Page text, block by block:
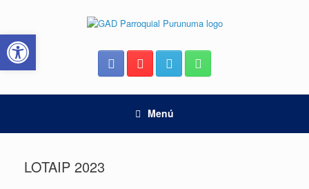
contenido
Menú
LOTAIP 2023
Abrir barra de herramientas